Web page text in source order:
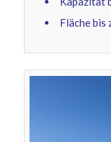
Fläche bis